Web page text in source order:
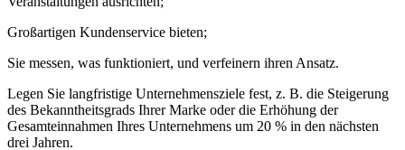
Großartigen Kundenservice bieten;
Sie messen, was funktioniert, und verfeinern ihren Ansatz.
Legen Sie langfristige Unternehmensziele fest, z. B. die Steigerung
des Bekanntheitsgrads Ihrer Marke oder die Erhöhung der
Gesamteinnahmen Ihres Unternehmens um 20 % in den nächsten
drei Jahren.